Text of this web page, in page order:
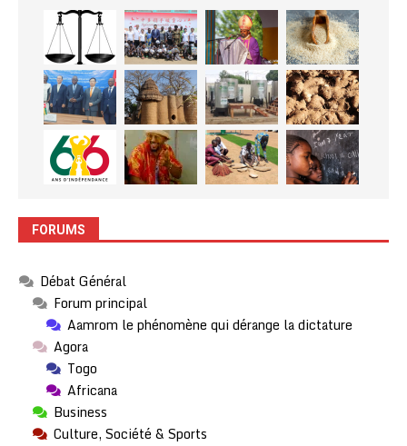
FORUMS
Débat Général
Forum principal
Aamrom le phénomène qui dérange la dictature
Agora
Togo
Africana
Business
Culture, Société & Sports